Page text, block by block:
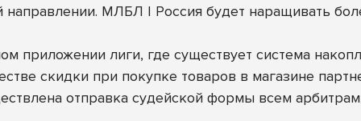
МЛБЛ | Россия будет наращивать
приложении лиги, где существует система
скидки при покупке товаров в магазине
отправка судейской формы всем